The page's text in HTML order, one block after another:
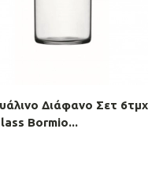
Διάφανο Σετ
Bormio...